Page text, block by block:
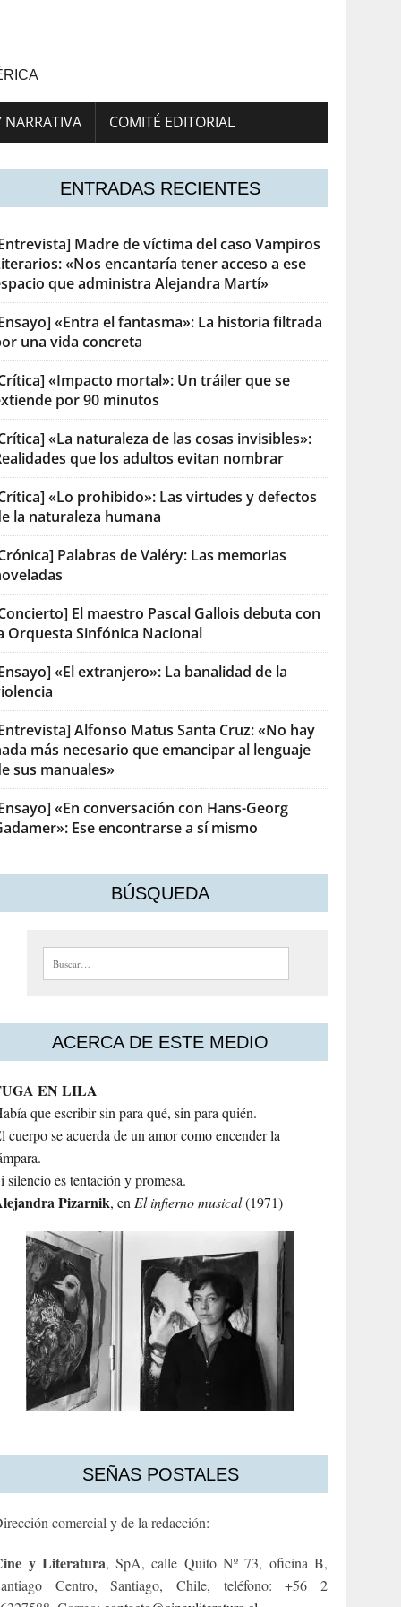
NARRATIVA COMITÉ EDITORIAL
ENTRADAS RECIENTES
Madre de víctima del caso Vampiros
«Nos encantaría tener acceso a ese
que administra Alejandra Martí»
«Entra el fantasma»: La historia filtrada
una vida concreta
«Impacto mortal»: Un tráiler que se
por 90 minutos
«La naturaleza de las cosas invisibles»:
que los adultos evitan nombrar
«Lo prohibido»: Las virtudes y defectos
la naturaleza humana
Palabras de Valéry: Las memorias
El maestro Pascal Gallois debuta con
Orquesta Sinfónica Nacional
«El extranjero»: La banalidad de la
Alfonso Matus Santa Cruz: «No hay
más necesario que emancipar al lenguaje
sus manuales»
«En conversación con Hans-Georg
Ese encontrarse a sí mismo
BÚSQUEDA
Buscar:
ACERCA DE ESTE MEDIO
EN LILA
que escribir sin para qué, sin para quién.
cuerpo se acuerda de un amor como encender la
silencio es tentación y promesa.
Pizarnik, enEl infierno musical(1971)
SEÑAS POSTALES
comercial y de la redacción:
y Literatura, SpA, calle Quito Nº 73, oficina B,
Centro, Santiago, Chile, teléfono: +56 2